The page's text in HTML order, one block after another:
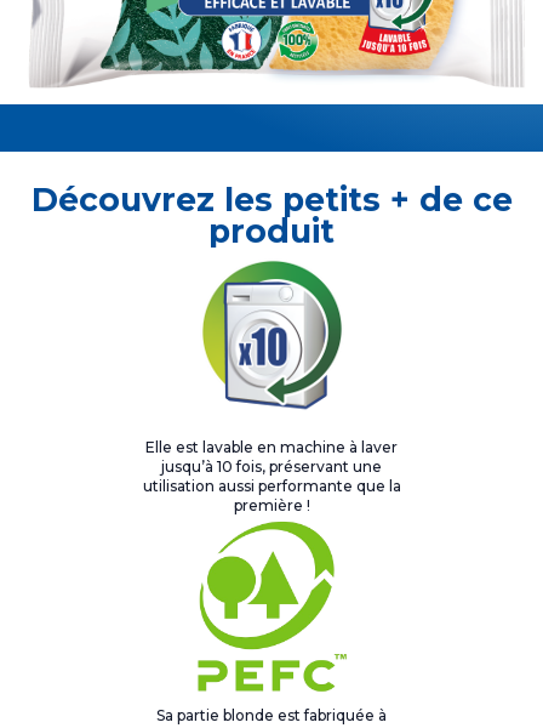
Découvrez les petits + de ce
produit
Elle est lavable en machine à laver
jusqu’à 10 fois, préservant une
utilisation aussi performante que la
première !
Sa partie blonde est fabriquée à